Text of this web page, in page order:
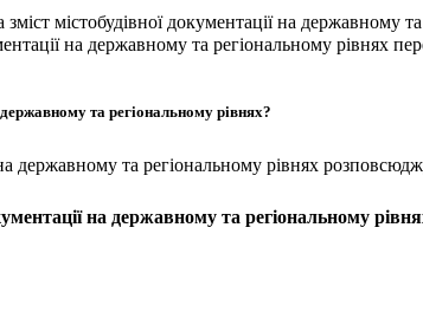
містобудівної документації на державному
на державному та регіональному рівнях
та регіональному рівнях?
державному та регіональному рівнях
на державному та регіональному